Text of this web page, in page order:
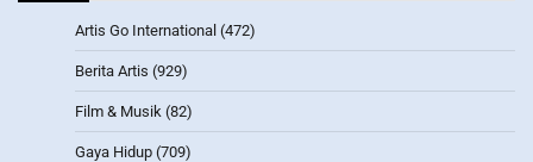
Artis Go International (472)
Berita Artis (929)
Film & Musik (82)
Gaya Hidup (709)